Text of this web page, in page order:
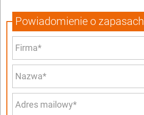
Powiadomienie o zapasach